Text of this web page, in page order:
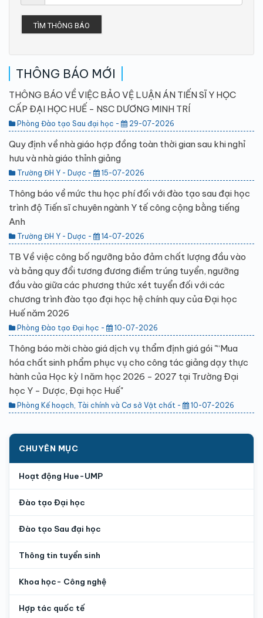
TÌM THÔNG BÁO
THÔNG BÁO MỚI
THÔNG BÁO VỀ VIỆC BẢO VỆ LUẬN ÁN TIẾN SĨ Y HỌC
CẤP ĐẠI HỌC HUẾ - NSC DƯƠNG MINH TRÍ
Phòng Đào tạo Sau đại học - 29-07-2026
Quy định về nhà giáo hợp đồng toàn thời gian sau khi nghỉ
hưu và nhà giáo thỉnh giảng
Trường ĐH Y - Dược - 15-07-2026
Thông báo về mức thu học phí đối với đào tạo sau đại học
trình độ Tiến sĩ chuyên ngành Y tế công cộng bằng tiếng
Anh
Trường ĐH Y - Dược - 14-07-2026
TB Về việc công bố ngưỡng bảo đảm chất lượng đầu vào
và bảng quy đổi tương đương điểm trúng tuyển, ngưỡng
đầu vào giữa các phương thức xét tuyển đối với các
chương trình đào tạo đại học hệ chính quy của Đại học
Huế năm 2026
Phòng Đào tạo Đại học - 10-07-2026
Thông báo mời chào giá dịch vụ thẩm định giá gói "“Mua
hóa chất sinh phẩm phục vụ cho công tác giảng dạy thực
hành của Học kỳ I năm học 2026 - 2027 tại Trường Đại
học Y - Dược, Đại học Huế"
Phòng Kế hoạch, Tài chính và Cơ sở Vật chất - 10-07-2026
CHUYÊN MỤC
Hoạt động Hue-UMP
Đào tạo Đại học
Đào tạo Sau đại học
Thông tin tuyển sinh
Khoa học- Công nghệ
Hợp tác quốc tế